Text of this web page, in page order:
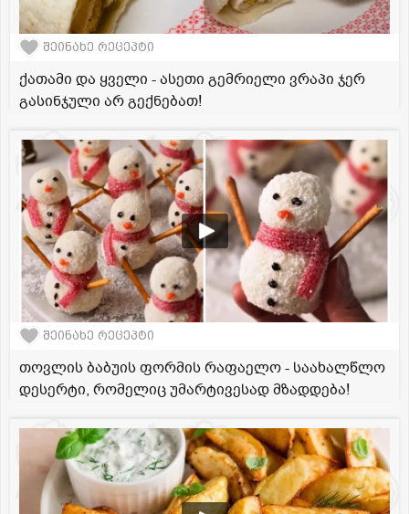
შეინახე რეცეპტი
ქათამი და ყველი - ასეთი გემრიელი ვრაპი ჯერ
გასინჯული არ გექნებათ!
შეინახე რეცეპტი
თოვლის ბაბუის ფორმის რაფაელო - საახალწლო
დესერტი, რომელიც უმარტივესად მზადდება!